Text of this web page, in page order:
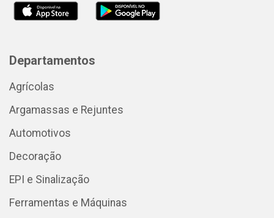
Departamentos
Agrícolas
Argamassas e Rejuntes
Automotivos
Decoração
EPI e Sinalização
Ferramentas e Máquinas